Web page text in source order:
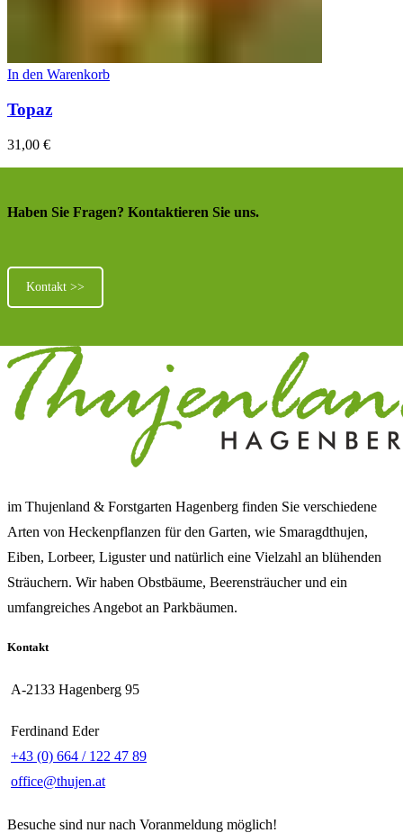
In den Warenkorb
Topaz
31,00 €
Haben Sie Fragen? Kontaktieren Sie uns.
Kontakt >>
im Thujenland & Forstgarten Hagenberg finden Sie verschiedene
Arten von Heckenpflanzen für den Garten, wie Smaragdthujen,
Eiben, Lorbeer, Liguster und natürlich eine Vielzahl an blühenden
Sträuchern. Wir haben Obstbäume, Beerensträucher und ein
umfangreiches Angebot an Parkbäumen.
Kontakt
A-2133 Hagenberg 95
Ferdinand Eder
+43 (0) 664 / 122 47 89
office@thujen.at
Besuche sind nur nach Voranmeldung möglich!